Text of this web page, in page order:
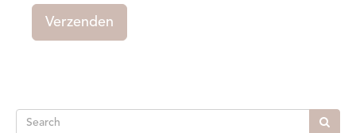
Verzenden
Search